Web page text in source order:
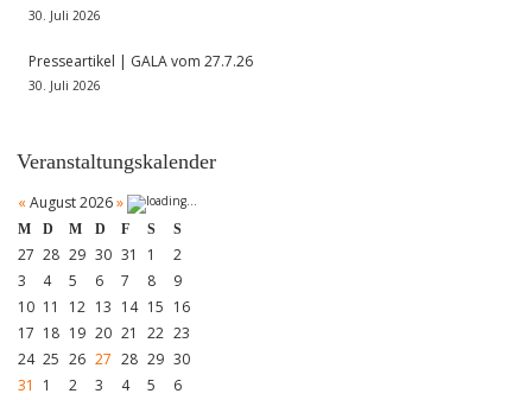
30. Juli 2026
Presseartikel | GALA vom 27.7.26
30. Juli 2026
Veranstaltungskalender
« August 2026»
M D M D F S S
27 28 29 30 31 1
2
3
4 5 6 7 8
9
10 11 12 13 14 15 16
17 18 19 20 21 22 23
24 25 26 27 28 29 30
31
1 2 3 4 5 6